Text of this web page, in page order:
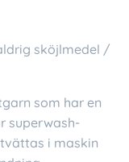
sköjlmedel /
som har en
superwash-
i maskin